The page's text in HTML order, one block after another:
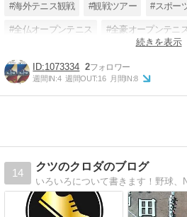
#海外テニス観戦 #観戦ツアー #スポー
#全仏オープンテニス #全豪オープンテニス
続きを表示
1073334 2
週間IN:4 週間OUT:16 月間IN:8
14
クツのクロダのブログ
いろいろについて書きます！野球、